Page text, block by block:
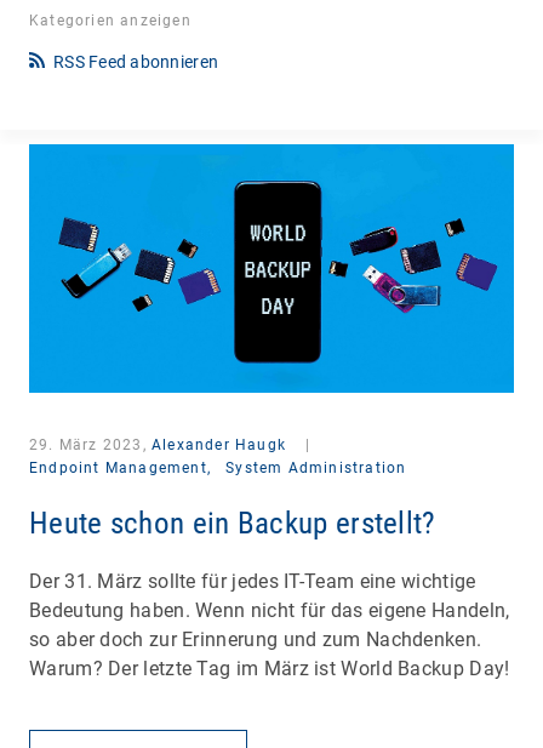
Kategorien anzeigen
RSS Feed abonnieren
29. März 2023, Alexander Haugk
Endpoint Management,
System Administration
Heute schon ein Backup erstellt?
Der 31. März sollte für jedes IT-Team eine wichtige
Bedeutung haben. Wenn nicht für das eigene Handeln,
so aber doch zur Erinnerung und zum Nachdenken.
Warum? Der letzte Tag im März ist World Backup Day!